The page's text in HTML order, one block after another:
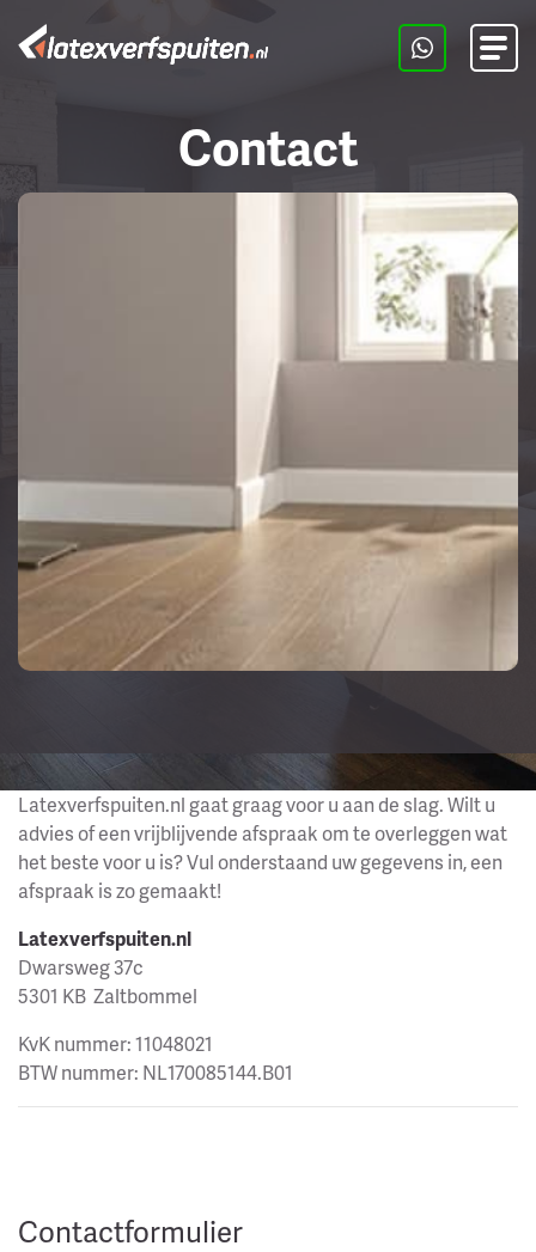
Menu
Contact
Latexverfspuiten.nl gaat graag voor u aan de slag. Wilt u
advies of een vrijblijvende afspraak om te overleggen wat
het beste voor u is? Vul onderstaand uw gegevens in, een
afspraak is zo gemaakt!
Latexverfspuiten.nl
Dwarsweg 37c
5301 KB Zaltbommel
KvK nummer: 11048021
BTW nummer: NL170085144.B01
Contactformulier